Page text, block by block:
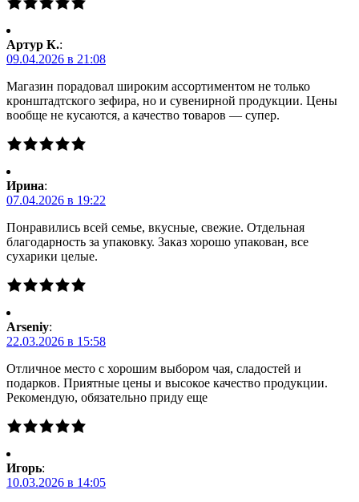
Артур К.:
09.04.2026 в 21:08
Магазин порадовал широким ассортиментом не только
кронштадтского зефира, но и сувенирной продукции. Цены
вообще не кусаются, а качество товаров — супер.
Ирина:
07.04.2026 в 19:22
Понравились всей семье, вкусные, свежие. Отдельная
благодарность за упаковку. Заказ хорошо упакован, все
сухарики целые.
Arseniy:
22.03.2026 в 15:58
Отличное место с хорошим выбором чая, сладостей и
подарков. Приятные цены и высокое качество продукции.
Рекомендую, обязательно приду еще
Игорь:
10.03.2026 в 14:05